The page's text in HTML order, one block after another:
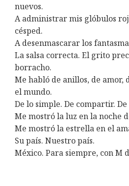
nuevos.
A administrar mis glóbulos
césped.
A desenmascarar los
La salsa correcta. El grito
borracho.
Me habló de anillos, de amor,
el mundo.
De lo simple. De compartir.
Me mostró la luz en la noche
Me mostró la estrella en el
Su país. Nuestro país.
México. Para siempre, con M